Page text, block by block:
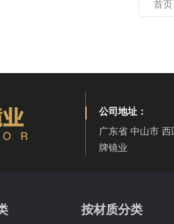
首页
公司地址：
广东省 中山市
牌镜业
按材质分类